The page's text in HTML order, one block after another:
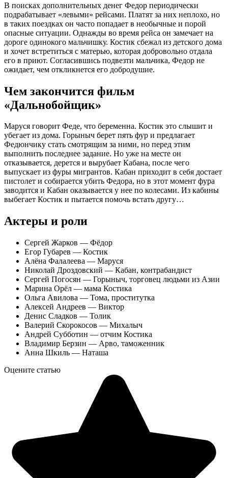
В поисках дополнительных денег Федор периодически
подрабатывает «левыми» рейсами. Платят за них неплохо, но
в таких поездках он часто попадает в необычные и порой
опасные ситуации. Однажды во время рейса он замечает на
дороге одинокого мальчишку. Костик сбежал из детского дома
и хочет встретиться с матерью, которая добровольно отдала
его в приют. Согласившись подвезти мальчика, Федор не
ожидает, чем откликнется его добродушие.
Чем закончится фильм
«Дальнобойщик»
Маруся говорит Феде, что беременна. Костик это слышит и
убегает из дома. Горыныч берет пять фур и предлагает
Федюнчику стать смотрящим за ними, но перед этим
выполнить последнее задание. Но уже на месте он
отказывается, дерется и вырубает Кабана, после чего
выпускает из фуры мигрантов. Кабан приходит в себя достает
пистолет и собирается убить Федора, но в этот момент фура
заводится и Кабан оказывается у нее по колесами. Из кабины
выбегает Костик и пытается помочь встать другу…
Актеры и роли
Сергей Жарков — Фёдор
Егор Губарев — Костик
Алёна Фалалеева — Маруся
Николай Дроздовский — Кабан, контрабандист
Сергей Погосян — Горыныч, торговец людьми из Азии
Марина Орёл — мама Костика
Ольга Авилова — Тома, проститутка
Алексей Андреев — Виктор
Денис Сладков — Толик
Валерий Скорокосов — Михалыч
Андрей Субботин — отчим Костика
Владимир Берзин — Арво, таможенник
Анна Шкиль — Наташа
Оцените статью